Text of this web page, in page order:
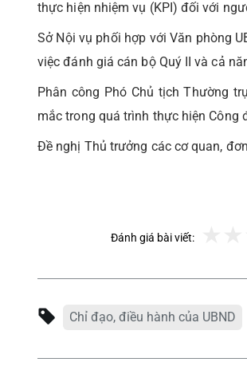
thực hiện nhiệm vụ (KPI) đối với
Sở Nội vụ phối hợp với Văn phòng
việc đánh giá cán bộ Quý II và cả
Phân công Phó Chủ tịch Thường
mắc trong quá trình thực hiện Công
Đề nghị Thủ trưởng các cơ quan,
Đánh giá bài viết:
Chỉ đạo, điều hành của UBND